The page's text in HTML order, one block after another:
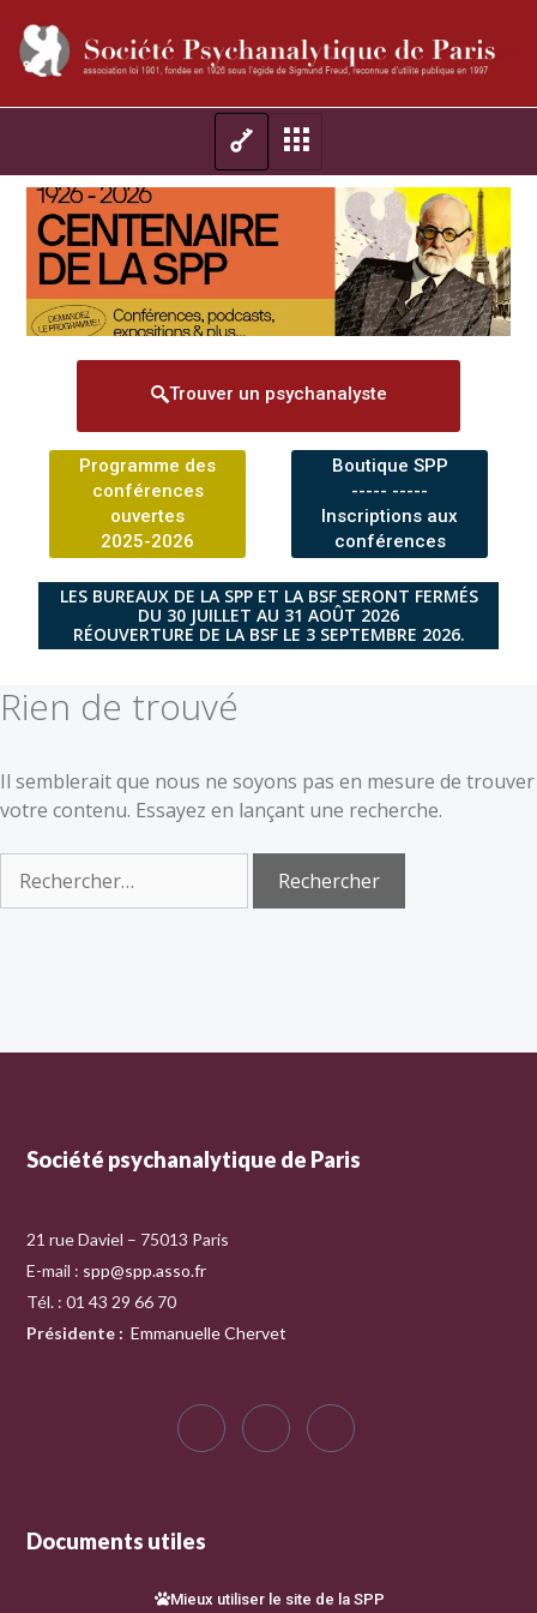
Trouver un psychanalyste
Programme des
conférences
ouvertes
2025-2026
Boutique SPP
----- -----
Inscriptions aux
conférences
LES BUREAUX DE LA SPP ET LA BSF SERONT FERMÉS
DU 30 JUILLET AU 31 AOÛT 2026
RÉOUVERTURE DE LA BSF LE 3 SEPTEMBRE 2026.
Rien de trouvé
Il semblerait que nous ne soyons pas en mesure de trouver
votre contenu. Essayez en lançant une recherche.
Société psychanalytique de Paris
21 rue Daviel – 75013 Paris
E-mail : spp@spp.asso.fr
Tél. : 01 43 29 66 70
Présidente : Emmanuelle Chervet
Documents utiles
Mieux utiliser le site de la SPP